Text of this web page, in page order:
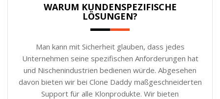
WARUM KUNDENSPEZIFISCHE
LÖSUNGEN?
Man kann mit Sicherheit glauben, dass jedes
Unternehmen seine spezifischen Anforderungen hat
und Nischenindustrien bedienen würde. Abgesehen
davon bieten wir bei Clone Daddy maßgeschneiderten
Support für alle Klonprodukte. Wir bieten